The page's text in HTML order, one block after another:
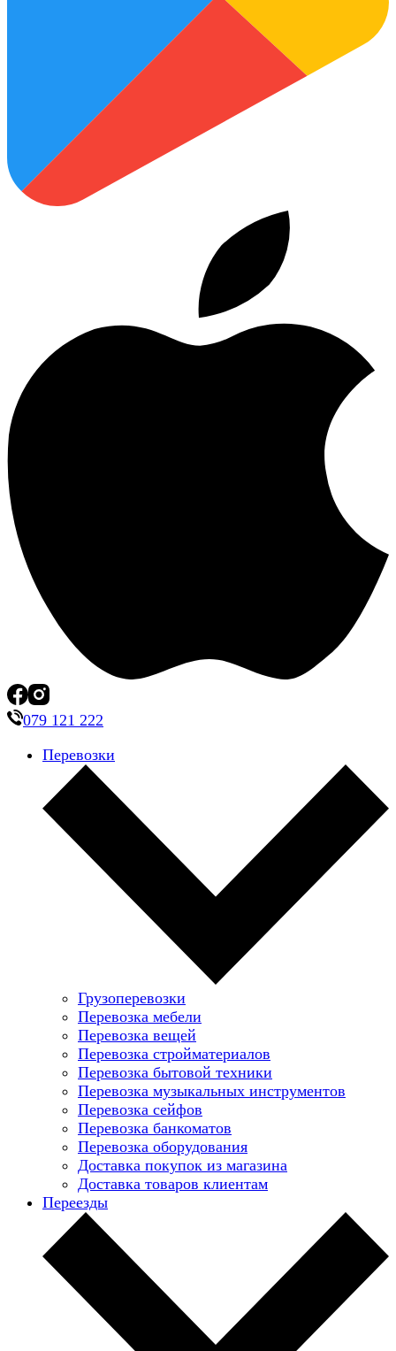
079 121 222
Перевозки
Грузоперевозки
Перевозка мебели
Перевозка вещей
Перевозка стройматериалов
Перевозка бытовой техники
Перевозка музыкальных инструментов
Перевозка сейфов
Перевозка банкоматов
Перевозка оборудования
Доставка покупок из магазина
Доставка товаров клиентам
Переезды